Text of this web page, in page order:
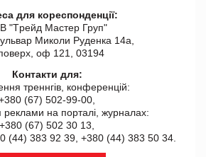
для кореспонденції:
"Tрейд Мастер Груп"
Миколи Руденка 14а,
оф 121, 03194
Контакти для:
треннгів, конференцій:
(67) 502-99-00,
на порталі, журналах:
+380 (67) 502 30 13,
(44) 383 92 39, +380 (44) 383 50 34.